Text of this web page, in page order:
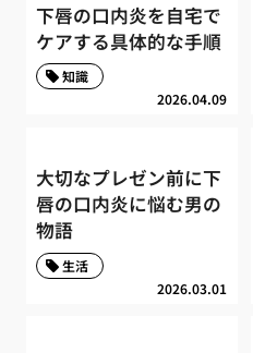
下唇の口内炎を自宅で
ケアする具体的な手順
2026.04.09
知識
大切なプレゼン前に下
唇の口内炎に悩む男の
物語
2026.03.01
生活